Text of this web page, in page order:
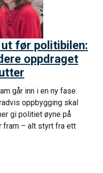
før politibilen:
oppdraget
går inn i en ny fase.
oppbygging skal
gi politiet øyne på
fram – alt styrt fra ett